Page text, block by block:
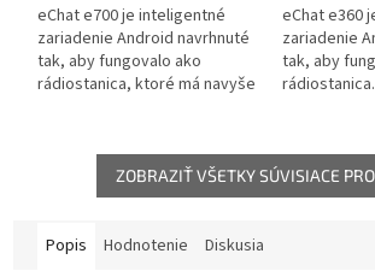
eChat e700 je inteligentné
zariadenie Android navrhnuté
tak, aby fungovalo ako
rádiostanica, ktoré má navyše
LCD uľahčuje jednoduché
spravovanie funkcií systému
Android. Dotykový displej
skontrolovať geografické
eChat e360
zariadenie
tak, aby
Jej veľkosť,
uchopenie,
obrazovka
ZOBRAZIŤ VŠETKY SÚVISIACE
Popis Hodnotenie Diskusia